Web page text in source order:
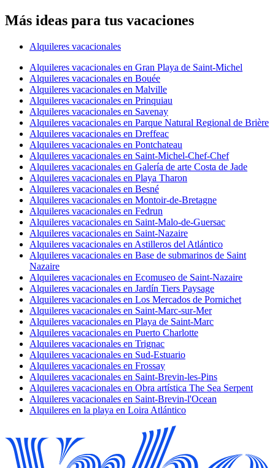
Más ideas para tus vacaciones
Alquileres vacacionales
Alquileres vacacionales en Gran Playa de Saint-Michel
Alquileres vacacionales en Bouée
Alquileres vacacionales en Malville
Alquileres vacacionales en Prinquiau
Alquileres vacacionales en Savenay
Alquileres vacacionales en Parque Natural Regional de Brière
Alquileres vacacionales en Dreffeac
Alquileres vacacionales en Pontchateau
Alquileres vacacionales en Saint-Michel-Chef-Chef
Alquileres vacacionales en Galería de arte Costa de Jade
Alquileres vacacionales en Playa Tharon
Alquileres vacacionales en Besné
Alquileres vacacionales en Montoir-de-Bretagne
Alquileres vacacionales en Fedrun
Alquileres vacacionales en Saint-Malo-de-Guersac
Alquileres vacacionales en Saint-Nazaire
Alquileres vacacionales en Astilleros del Atlántico
Alquileres vacacionales en Base de submarinos de Saint
Nazaire
Alquileres vacacionales en Ecomuseo de Saint-Nazaire
Alquileres vacacionales en Jardín Tiers Paysage
Alquileres vacacionales en Los Mercados de Pornichet
Alquileres vacacionales en Saint-Marc-sur-Mer
Alquileres vacacionales en Playa de Saint-Marc
Alquileres vacacionales en Puerto Charlotte
Alquileres vacacionales en Trignac
Alquileres vacacionales en Sud-Estuario
Alquileres vacacionales en Frossay
Alquileres vacacionales en Saint-Brevin-les-Pins
Alquileres vacacionales en Obra artística The Sea Serpent
Alquileres vacacionales en Saint-Brevin-l'Ocean
Alquileres en la playa en Loira Atlántico